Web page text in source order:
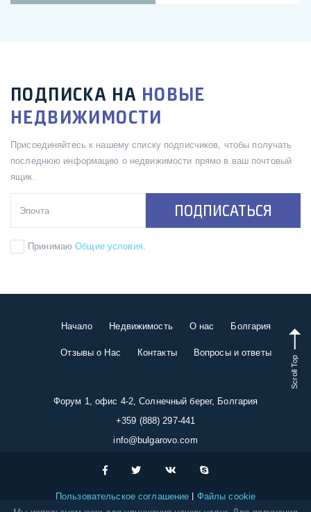
ПОДПИСКА НА НОВЫЕ
НЕДВИЖИМОСТИ
Присоединяйтесь к нашему списку подписчиков, чтобы получать
последнюю информацию о недвижимости прямо в ваш почтовый
ящик.
ПОДПИСАТЬСЯ
ПринимаюОбщие условия.
Начало Недвижимость О нас Болгария
Отзывы о Нас Контакты Вопросы и ответы
Форум 1, офис 4-2, Солнечный берег, Болгария
+359 (888) 297-441
info@bulgarovo.com
Пользовательское соглашение
Файлы cookie
Scroll Top